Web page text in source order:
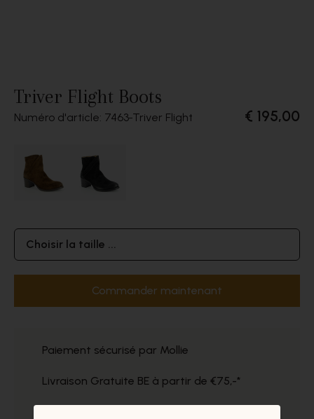
Triver Flight Boots
Numéro d'article: 7463 Triver Flight € 195,00
Choisir la taille ...
Commander maintenant
Paiement sécurisé par Mollie
Livraison Gratuite BE à partir de €75,-*